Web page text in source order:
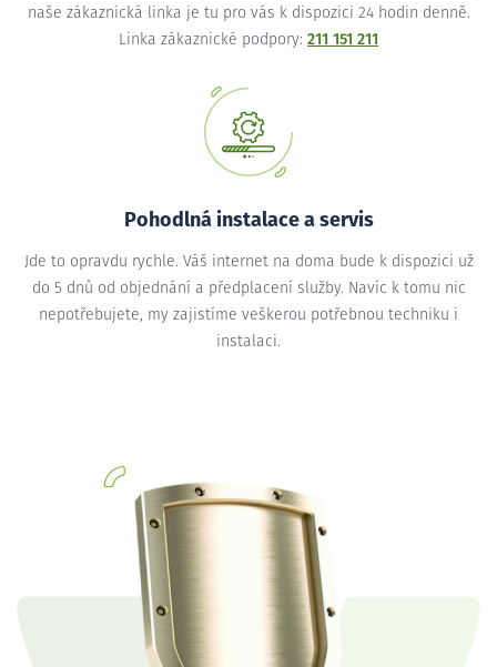
naše zákaznická linka je tu pro vás k dispozici 24 hodin denně.
Linka zákaznické podpory: 211 151 211
Pohodlná instalace a servis
Jde to opravdu rychle. Váš internet na doma bude k dispozici už
do 5 dnů od objednání a předplacení služby. Navíc k tomu nic
nepotřebujete, my zajistíme veškerou potřebnou techniku i
instalaci.